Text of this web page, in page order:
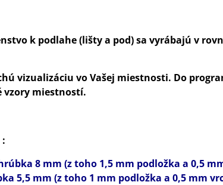
k podlahe (lišty a pod) sa vyrábajú v
vizualizáciu vo Vašej miestnosti. Do
vzory miestností.
8 mm (z toho 1,5 mm podložka a 0,5
5,5 mm (z toho 1 mm podložka a 0,5 mm